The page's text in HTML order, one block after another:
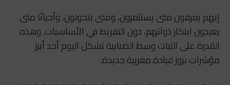
إنهم يعرفون متى يستثمرون، ومتى يتحولون، وأحيانًا متى
يعيدون ابتكار ذواتهم، دون التفريط في الأساسيات. وهذه
القدرة على الثبات وسط الضبابية تشكل اليوم أحد أبرز
مؤشرات بروز قيادة مغربية جديدة.